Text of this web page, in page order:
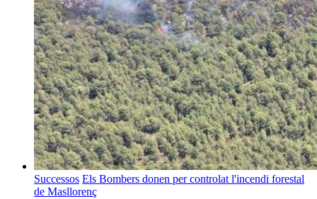
Successos Els Bombers donen per controlat l'incendi forestal
de Masllorenç